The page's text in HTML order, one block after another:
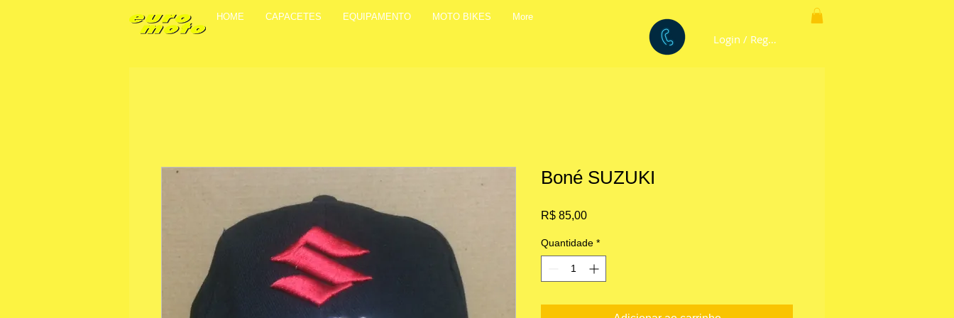
HOME CAPACETES EQUIPAMENTO MOTO BIKES More
Login / Registre-se
Boné SUZUKI
R$ 85,00Preço
Quantidade *